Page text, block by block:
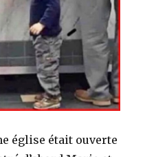
église était ouverte